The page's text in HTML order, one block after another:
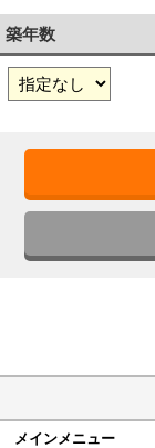
築年数
メインメニュー